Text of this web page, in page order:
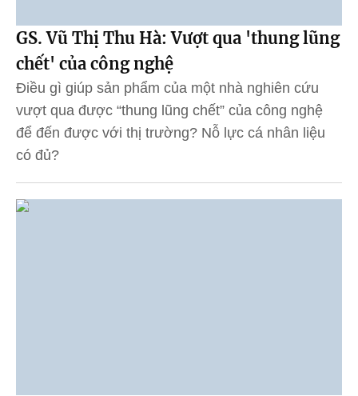
GS. Vũ Thị Thu Hà: Vượt qua 'thung lũng
chết' của công nghệ
Điều gì giúp sản phẩm của một nhà nghiên cứu
vượt qua được “thung lũng chết” của công nghệ
để đến được với thị trường? Nỗ lực cá nhân liệu
có đủ?